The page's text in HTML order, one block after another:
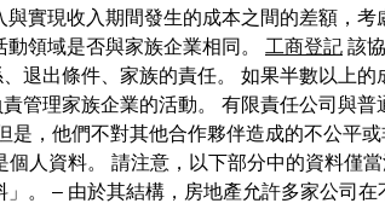
實現收入期間發生的成本之間的差額，考
領域是否與家族企業相同。 工商登記 該
退出條件、家族的責任。 如果半數以上的
管理家族企業的活動。 有限責任公司與普
是，他們不對其他合作夥伴造成的不公平或
人資料。 請注意，以下部分中的資料僅
。 – 由於其結構，房地產允許多家公司在